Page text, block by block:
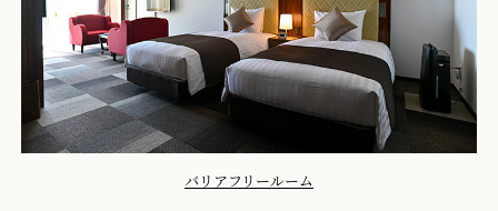
バリアフリールーム